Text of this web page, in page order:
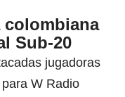
colombiana
Sub-20
jugadoras
W Radio